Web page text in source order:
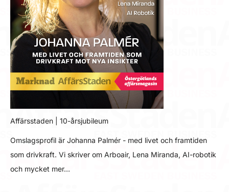
Affärsstaden | 10-årsjubileum
Omslagsprofil är Johanna Palmér - med livet och framtiden
som drivkraft. Vi skriver om Arboair, Lena Miranda, AI-robotik
och mycket mer…